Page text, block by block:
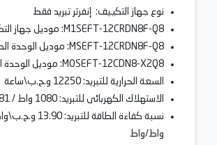
نوع جهاز التكييف: إنفرتر تبريد فقط
M1SEFT-12CRDN8F-Q8: موديل جهاز التكييف
MSEFT-12CRDN8F-Q8: موديل الوحدة الداخلية
MOSEFT-12CDN8-X2Q8: موديل الوحدة الخارجية
السعة الحرارية للتبريد: 12250 و.ح.ب\ساعة
الاستهلاك الكهربائى للتبريد: 1080 واط / 4.81 أمبير
واط/واط